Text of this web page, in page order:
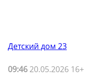
Детский дом 23
09:46 20.05.2026 16+